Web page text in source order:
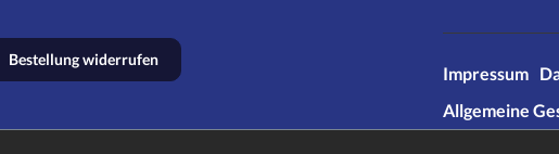
Bestellung widerrufen
Impressum
Allgemeine